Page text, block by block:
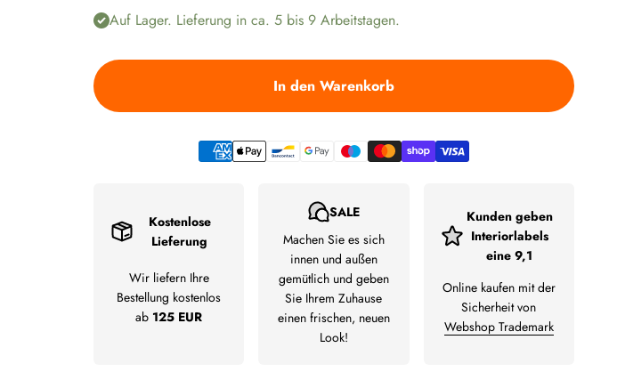
Auf Lager. Lieferung in ca. 5 bis 9 Arbeitstagen.
In den Warenkorb
Kostenlose
Lieferung
Wir liefern Ihre
Bestellung kostenlos
ab 125 EUR
SALE
Machen Sie es sich
innen und außen
gemütlich und geben
Sie Ihrem Zuhause
einen frischen, neuen
Look!
Kunden geben
Interiorlabels
eine 9,1
Online kaufen mit der
Sicherheit von
Webshop Trademark